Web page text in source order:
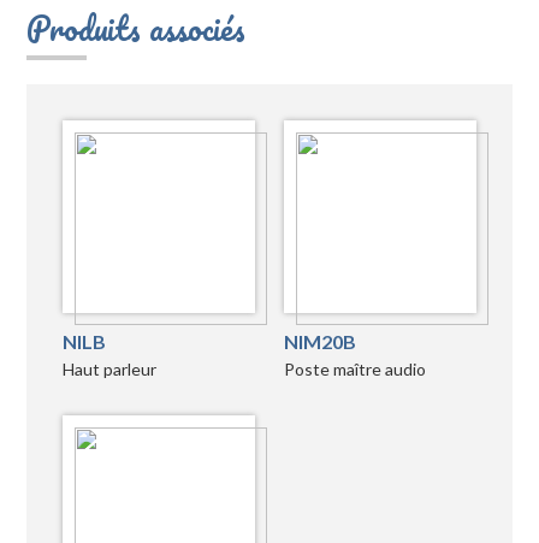
Produits associés
NILB
Haut parleur
NIM20B
Poste maître audio